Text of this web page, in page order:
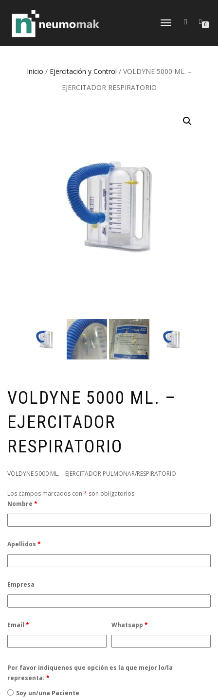
CAMBIAR
0
Inicio / Ejercitación y Control / VOLDYNE 5000 ML. –
EJERCITADOR RESPIRATORIO
VOLDYNE 5000 ML. –
EJERCITADOR
RESPIRATORIO
VOLDYNE 5000 ML. – EJERCITADOR PULMONAR/RESPIRATORIO
Los campos marcados con * son obligatorios
Nombre *
Apellidos *
Empresa
Email * Whatsapp*
Por favor indiquenos que opción es la que mejor lo/la
representa: *
Soy un/una Paciente